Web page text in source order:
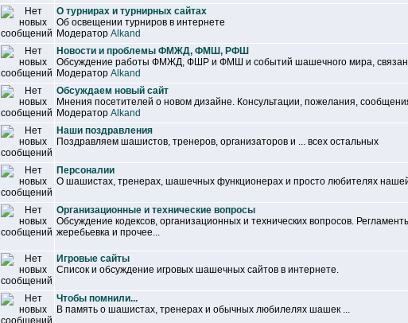
О турнирах и турнирных сайтах
Об освещении турниров в интернете
Модератор Alkand
Новости и проблемы ФМЖД, ФМШ, РФШ
Обсуждение работы ФМЖД, ФШР и ФМШ и событий шашечного мира,
Модератор Alkand
Обсуждаем новый сайт
Мнения посетителей о новом дизайне. Консультации, пожелания,
Модератор Alkand
Наши поздравления
Поздравляем шашистов, тренеров, организаторов и ... всех остальных
Персоналии
О шашистах, тренерах, шашечных функционерах и просто любителях
Организационные и технические вопросы
Обсуждение кодексов, организационных и технических вопросов.
жеребьевка и прочее...
Игровые сайты
Список и обсуждение игровых шашечных сайтов в интернете.
Чтобы помнили...
В память о шашистах, тренерах и обычных любилелях шашек ...